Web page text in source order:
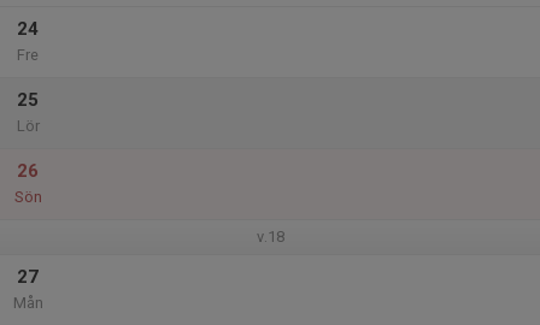
24
Fre
25
Lör
26
Sön
v.18
27
Mån